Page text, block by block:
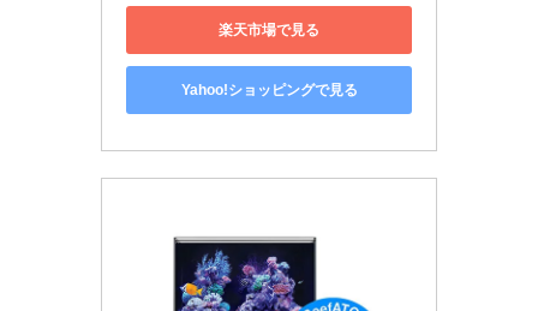
楽天市場で見る
Yahoo!ショッピングで見る